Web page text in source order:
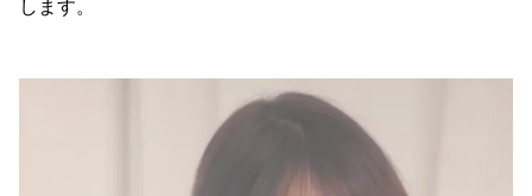
します。